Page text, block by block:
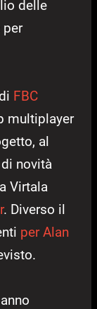
delle
FBC
multiplayer
al
novità
Virtala
. Diverso il
per Alan